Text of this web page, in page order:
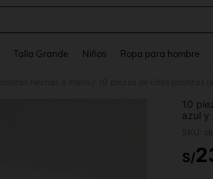
Talla Grande Niños Ropa para hombre
10
azul y
para
mano
S/